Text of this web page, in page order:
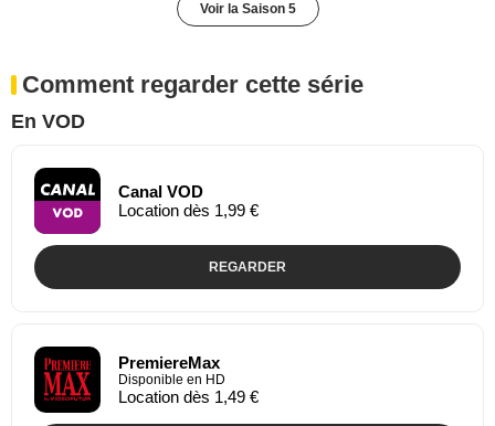
Voir la Saison 5
Comment regarder cette série
En VOD
Canal VOD
Location dès 1,99 €
REGARDER
PremiereMax
Disponible en HD
Location dès 1,49 €